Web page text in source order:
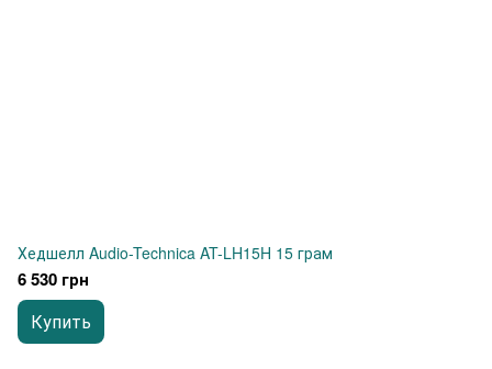
Хедшелл Audio-Technica AT-LH15H 15 грам
6 530 грн
Купить